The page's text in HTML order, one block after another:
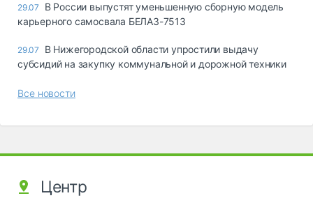
29.07
В России выпустят уменьшенную сборную модель
карьерного самосвала БЕЛАЗ-7513
29.07
В Нижегородской области упростили выдачу
субсидий на закупку коммунальной и дорожной техники
Все новости
Центр